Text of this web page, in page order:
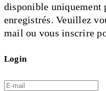
disponible uniquement
enregistrés. Veuillez
mail ou vous inscrire
Login